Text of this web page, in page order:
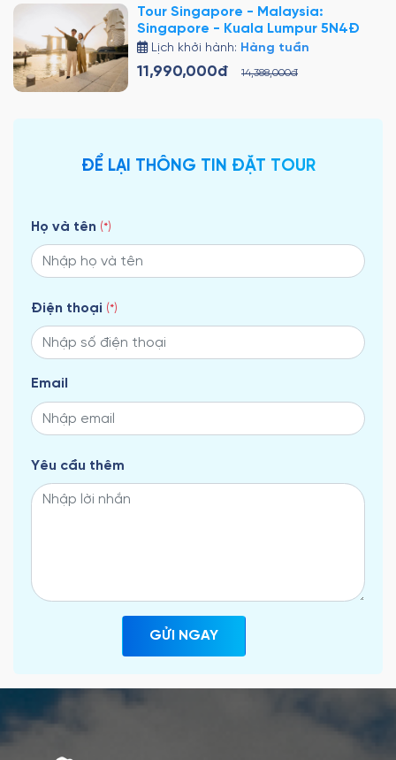
Tour Singapore - Malaysia:
Singapore - Kuala Lumpur 5N4Đ
Lịch khởi hành: Hàng tuần
11,990,000đ 14,388,000đ
ĐỂ LẠI THÔNG TIN ĐẶT TOUR
Họ và tên (*)
Điện thoại (*)
Email
Yêu cầu thêm
GỬI NGAY